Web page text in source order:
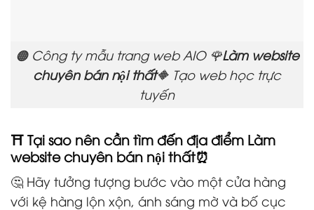
🟠 Công ty mẫu trang web AIO 🌹Làm website
chuyên bán nội thất🔶 Tạo web học trực
tuyến
⛩️ Tại sao nên cần tìm đến địa điểm Làm
website chuyên bán nội thất⏰
🤔 Hãy tưởng tượng bước vào một cửa hàng
với kệ hàng lộn xộn, ánh sáng mờ và bố cục